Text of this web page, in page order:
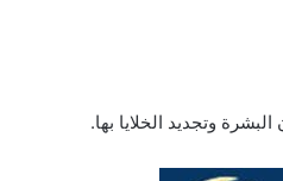
وتجديد الخلايا بها.